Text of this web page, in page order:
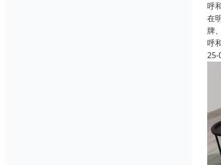
呼
在
牌
呼
25-